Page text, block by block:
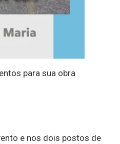
para sua obra
e nos dois postos de